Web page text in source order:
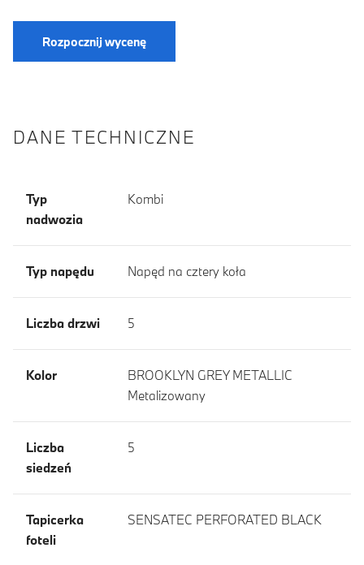
Rozpocznij wycenę
DANE TECHNICZNE
Typ
nadwozia
Kombi
Typ napędu Napęd na cztery koła
Liczba drzwi 5
Kolor
BROOKLYN GREY METALLIC
Metalizowany
Liczba
siedzeń
5
Tapicerka
foteli
SENSATEC PERFORATED BLACK